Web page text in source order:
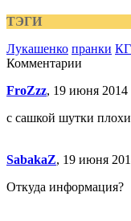
ТЭГИ
Лукашенко пранки
Комментарии
FroZzz, 19 июня 2014
с сашкой шутки
SabakaZ, 19 июня
Откуда информация?